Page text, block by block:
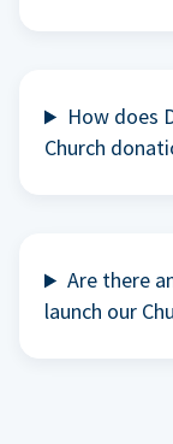
How does
Church
Are there
launch our